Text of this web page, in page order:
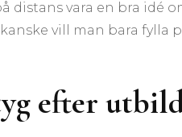
distans vara en bra idé
vill man bara fylla
efter